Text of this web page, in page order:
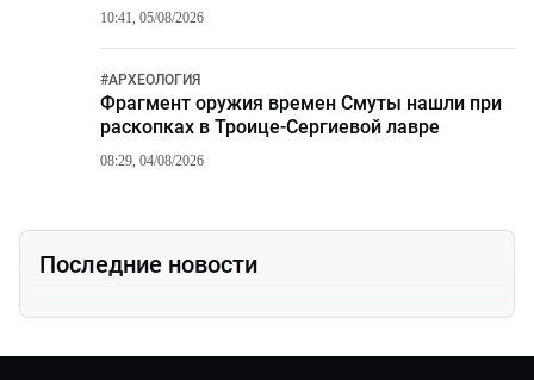
10:41, 05/08/2026
#АРХЕОЛОГИЯ
Фрагмент оружия времен Смуты нашли при
раскопках в Троице-Сергиевой лавре
08:29, 04/08/2026
Последние новости